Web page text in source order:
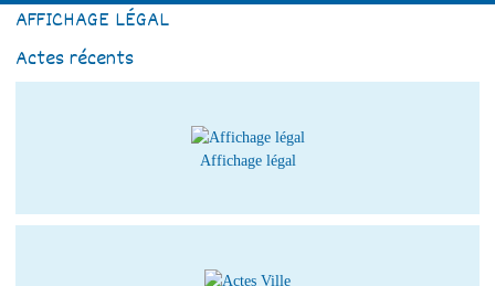
AFFICHAGE LÉGAL
Actes récents
Affichage légal